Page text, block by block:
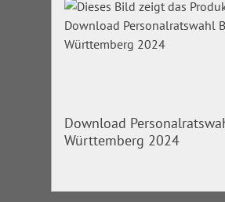
Download
Württemberg 2024